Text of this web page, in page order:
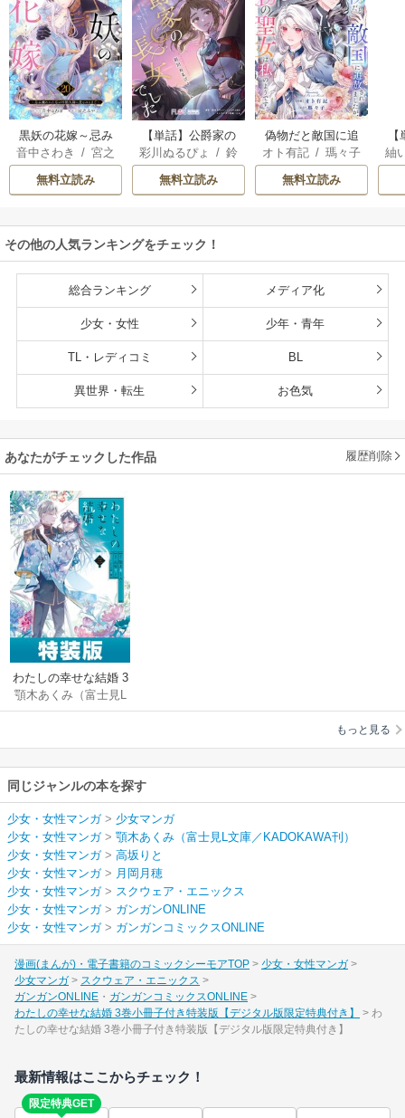
黒妖の花嫁～忌み
嫌われた私が冷酷
大尉に愛されるま
で～
音中さわき /宮之
みやこ
無料立読み
【単話】公爵家の
長女でした
彩川ぬるぴょ /鈴
音さや/
無料立読み
偽物だと敵国に追
放されましたが、
どうやら本物の聖
女は私のようで
オト有記 /瑪々子
無料立読み
ら
紬
その他の人気ランキングをチェック！
総合ランキング メディア化
少女・女性 少年・青年
TL・レディコミ BL
異世界・転生 お色気
あなたがチェックした作品 履歴削除
わたしの幸せな結婚 3
巻小冊子付き特装版
【デジタル版限定特
顎木あくみ（富士見L
文庫／KADOKAWA
岡月穂
もっと見る
同じジャンルの本を探す
少女・女性マンガ> 少女マンガ
少女・女性マンガ> 顎木あくみ（富士見L文庫／KADOKAWA刊）
少女・女性マンガ> 高坂りと
少女・女性マンガ> 月岡月穂
少女・女性マンガ> スクウェア・エニックス
少女・女性マンガ> ガンガンONLINE
少女・女性マンガ> ガンガンコミックスONLINE
漫画(まんが)・電子書籍のコミックシーモアTOP
少女・女性マンガ
少女マンガ
スクウェア・エニックス
ガンガンONLINE
ガンガンコミックスONLINE
わたしの幸せな結婚 3巻小冊子付き特装版【デジタル版限定特典付き】
わ
たしの幸せな結婚 3巻小冊子付き特装版【デジタル版限定特典付き】
最新情報はここからチェック！
限定特典GET